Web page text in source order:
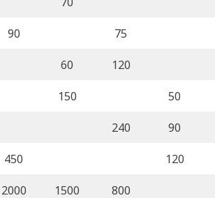
90 75
60 120
150 50
240 90
450 120
2000 1500 800